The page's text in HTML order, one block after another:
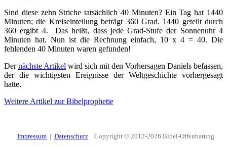
Sind diese zehn Striche tatsächlich 40 Minuten? Ein Tag hat 1440
Minuten; die Kreiseinteilung beträgt 360 Grad. 1440 geteilt durch
360 ergibt 4. Das heißt, dass jede Grad-Stufe der Sonnenuhr 4
Minuten hat. Nun ist die Rechnung einfach, 10 x 4 = 40. Die
fehlenden 40 Minuten waren gefunden!
Dernächste Artikel wird sich mit den Vorhersagen Daniels befassen,
der die wichtigsten Ereignisse der Weltgeschichte vorhergesagt
hatte.
Weitere Artikel zur Bibelprophetie
Impressum | Datenschutz Copyright © 2012-2026 Bibel-Offenbarung